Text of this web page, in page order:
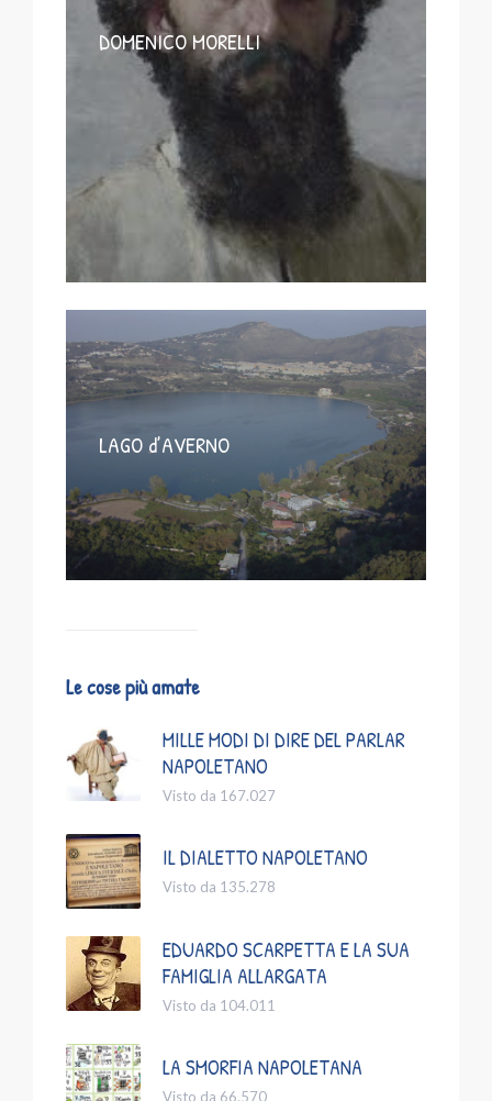
DOMENICO MORELLI
LAGO d’AVERNO
Le cose più amate
MILLE MODI DI DIRE DEL PARLAR
NAPOLETANO
Visto da 167.027
IL DIALETTO NAPOLETANO
Visto da 135.278
EDUARDO SCARPETTA E LA SUA
FAMIGLIA ALLARGATA
Visto da 104.011
LA SMORFIA NAPOLETANA
Visto da 66.570